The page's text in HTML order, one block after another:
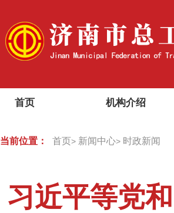
首页 机构介绍
当前位置： 首页> 新闻中心> 时政新闻
习近平等党